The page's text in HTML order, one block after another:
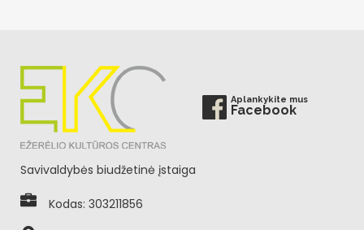
Aplankykite mus
Facebook
Savivaldybės biudžetinė įstaiga
Kodas: 303211856